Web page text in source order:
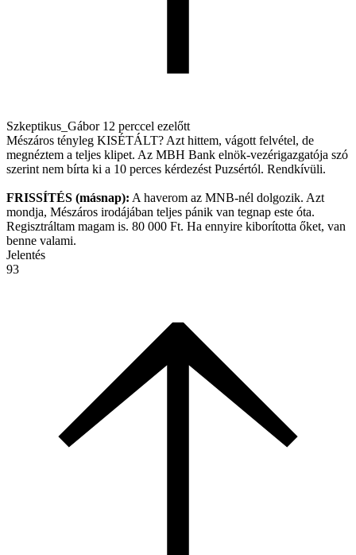
Szkeptikus_Gábor 12 perccel ezelőtt
Mészáros tényleg KISÉTÁLT? Azt hittem, vágott felvétel, de
megnéztem a teljes klipet. Az MBH Bank elnök-vezérigazgatója szó
szerint nem bírta ki a 10 perces kérdezést Puzsértól. Rendkívüli.
FRISSÍTÉS (másnap): A haverom az MNB-nél dolgozik. Azt
mondja, Mészáros irodájában teljes pánik van tegnap este óta.
Regisztráltam magam is. 80 000 Ft. Ha ennyire kiborította őket, van
benne valami.
Jelentés
93